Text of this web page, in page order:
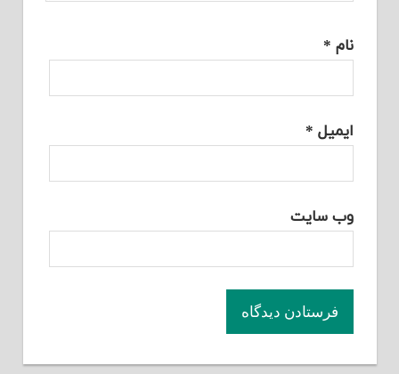
نام *
ایمیل *
وب‌ سایت